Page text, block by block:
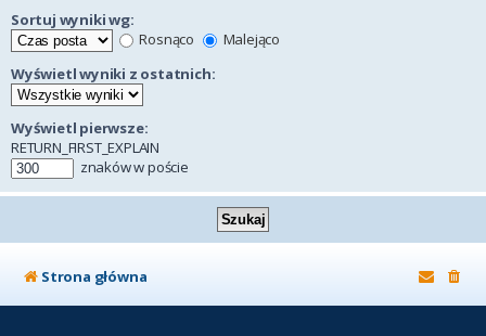
Sortuj wyniki wg:
Rosnąco
Malejąco
Wyświetl wyniki z ostatnich:
Wyświetl pierwsze:
RETURN_FIRST_EXPLAIN
znaków w poście
Strona główna